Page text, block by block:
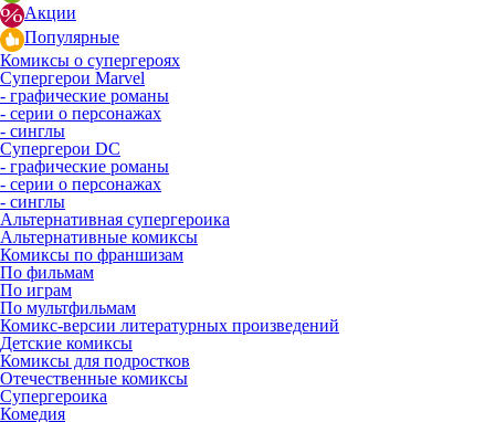
Акции
Популярные
Комиксы о супергероях
Супергерои Marvel
- графические романы
- серии о персонажах
- синглы
Супергерои DC
- графические романы
- серии о персонажах
- синглы
Альтернативная супергероика
Альтернативные комиксы
Комиксы по франшизам
По фильмам
По играм
По мультфильмам
Комикс-версии литературных произведений
Детские комиксы
Комиксы для подростков
Отечественные комиксы
Супергероика
Комедия